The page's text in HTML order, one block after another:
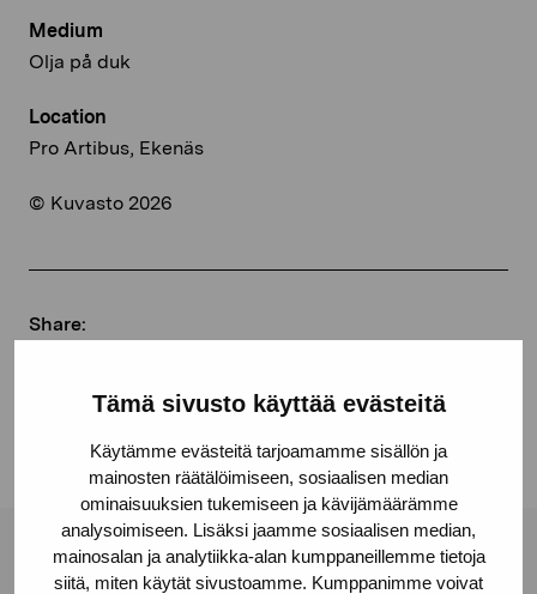
Tämä sivusto käyttää evästeitä
Käytämme evästeitä tarjoamamme sisällön ja
mainosten räätälöimiseen, sosiaalisen median
ominaisuuksien tukemiseen ja kävijämäärämme
analysoimiseen. Lisäksi jaamme sosiaalisen median,
mainosalan ja analytiikka-alan kumppaneillemme tietoja
siitä, miten käytät sivustoamme. Kumppanimme voivat
Medium
Olja på duk
Location
Pro Artibus, Ekenäs
© Kuvasto 2026
Share:
Linkedin
Pro Artibus Foundation